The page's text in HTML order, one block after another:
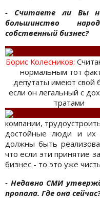
- Считаете ли Вы
большинство
собственный бизнес?
Борис Колесникoв:
нормальным тот
депутаты имеют свой
если он легальный с
тратами
компании,
достойные люди и их
должны быть
что если эти принятие
бизнес - то это уже
- Недавно СМИ
пропала. Где она